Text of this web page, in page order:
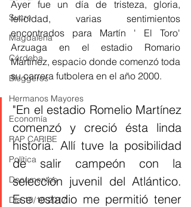
Sucre
Magdalena
Córdoba
Bloggeros
Hermanos Mayores
Economía
RAP CARIBE
Política
Documentos
Día 10/10 2017
Ayer fue un día de tristeza, gloria,
felicidad, varias sentimientos
encontrados para Martín ' El Toro'
Arzuaga en el estadio Romario
Martínez, espacio donde comenzó toda
su carrera futbolera en el año 2000.
"En el estadio Romelio Martínez
comenzó y creció ésta linda
historia. Allí tuve la posibilidad
de salir campeón con la
selección juvenil del Atlántico.
Ese estadio me permitió tener